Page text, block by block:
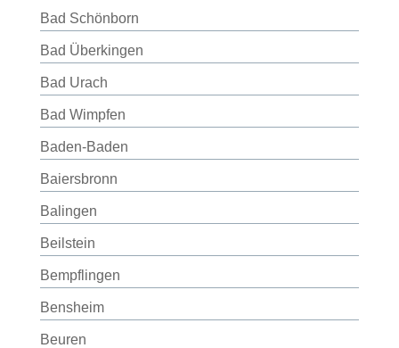
Bad Schönborn
Bad Überkingen
Bad Urach
Bad Wimpfen
Baden-Baden
Baiersbronn
Balingen
Beilstein
Bempflingen
Bensheim
Beuren